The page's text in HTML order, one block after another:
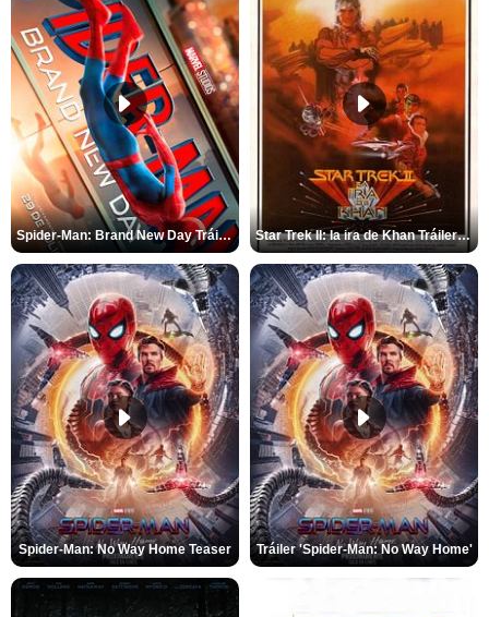
Spider-Man: Brand New Day Tráiler (3) Star Trek II: la ira de Khan Tráiler VO
Spider-Man: No Way Home Teaser Tráiler 'Spider-Man: No Way Home'